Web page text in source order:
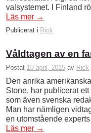
valsystemet. I Finland
Läs mer →
Publicerat i Rick
Våldtagen av en
Postat 10 april, 2015 av Rick
Den anrika
Stone, har publicerat
som även svenska
Man har nämligen
en utomstående
Läs mer →